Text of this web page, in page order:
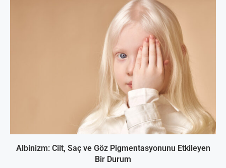
Albinizm: Cilt, Saç ve Göz Pigmentasyonunu Etkileyen
Bir Durum